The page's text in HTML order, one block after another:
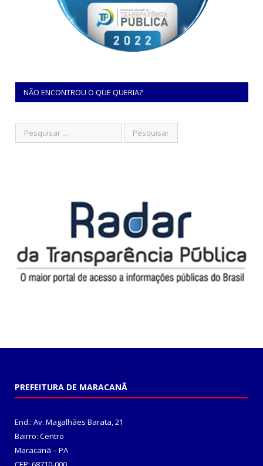
NÃO ENCONTROU O QUE QUERIA?
PREFEITURA DE MARACANÃ
End.: Av. Magalhães Barata, 21
Bairro: Centro
Maracanã – PA